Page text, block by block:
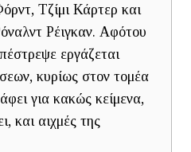
Τζίμι Κάρτερ και
Ρέιγκαν. Αφότου
εργάζεται
κυρίως στον τομέα
για κακώς κείμενα,
και αιχμές της